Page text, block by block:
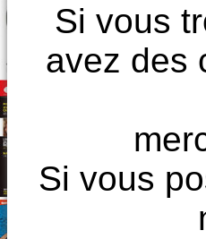
Si vous
avez des
Si vous